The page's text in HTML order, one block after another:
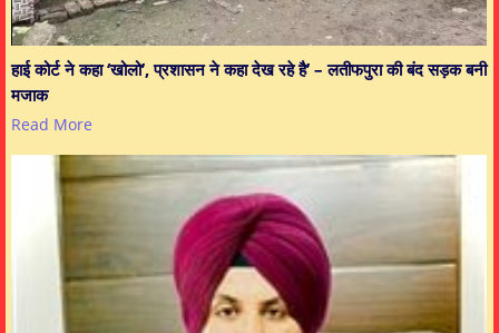
हाई कोर्ट ने कहा ‘खोलो’, प्रशासन ने कहा देख रहे है’ – लतीफपुरा की बंद सड़क बनी
मजाक
Read More